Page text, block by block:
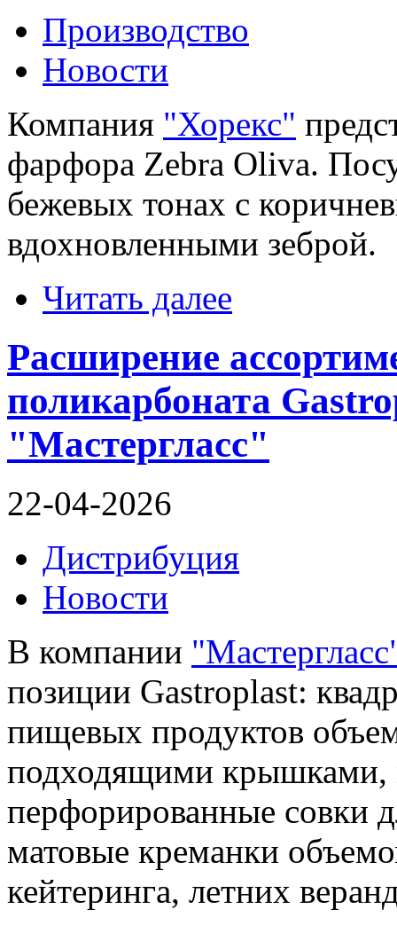
Производство
Новости
Компания "Хорекс"
фарфора Zebra Oliva.
бежевых тонах с
вдохновленными зеброй.
Читать далее
Расширение
поликарбоната
"Мастергласс"
22-04-2026
Дистрибуция
Новости
В компании
позиции Gastroplast:
пищевых продуктов
подходящими крышками,
перфорированные совки
матовые креманки
кейтеринга, летних